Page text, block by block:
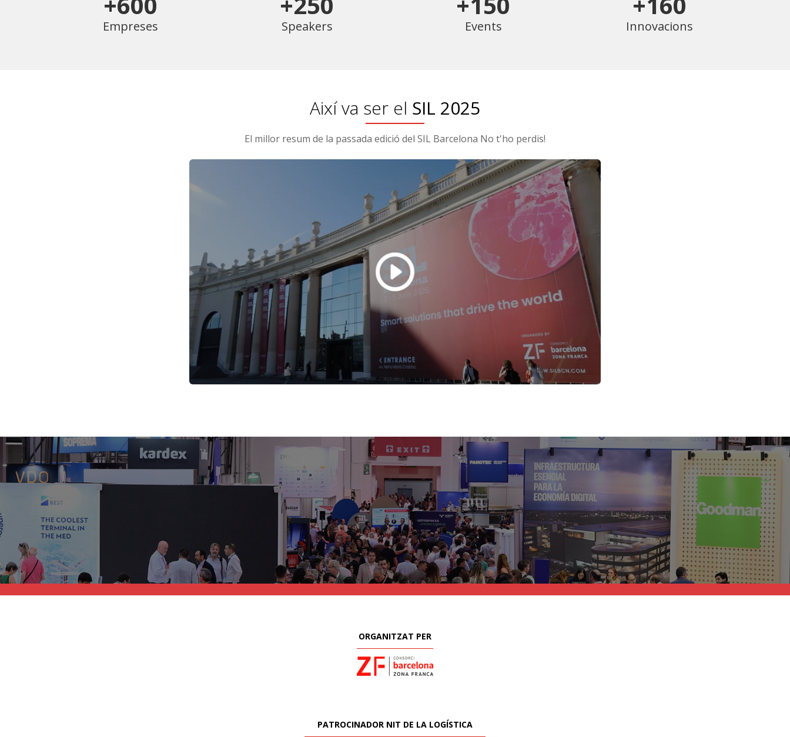
Empreses Speakers Events Innovacions
Així va ser el SIL 2025
El millor resum de la passada edició del SIL Barcelona No t'ho perdis!
ORGANITZAT PER
PATROCINADOR NIT DE LA LOGÍSTICA